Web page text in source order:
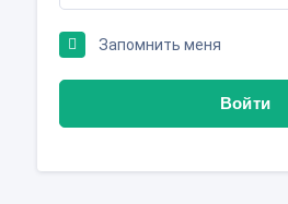
Запомнить меня
Войти